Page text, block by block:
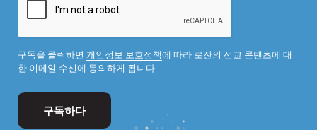
구독을 클릭하면 개인정보 보호정책에 따라 로잔의 선교 콘텐츠에 대
한 이메일 수신에 동의하게 됩니다